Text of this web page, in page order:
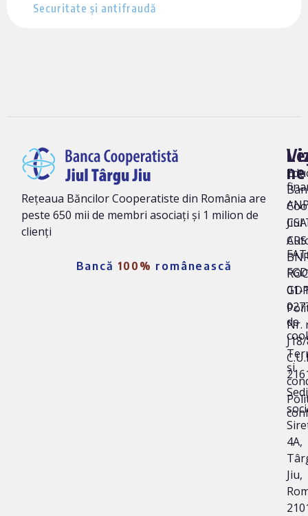
Securitate și antifraudă
Rețeaua Băncilor Cooperatiste din România are
peste 650 mii de membri asociați și 1 milion de
clienți
Bancă 100% românească
ne
Jiul
01-
Nr.
4A,
Jiu,
de
și